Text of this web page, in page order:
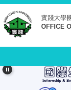
跳
到
主
要
容
實踐大學
OFFICE